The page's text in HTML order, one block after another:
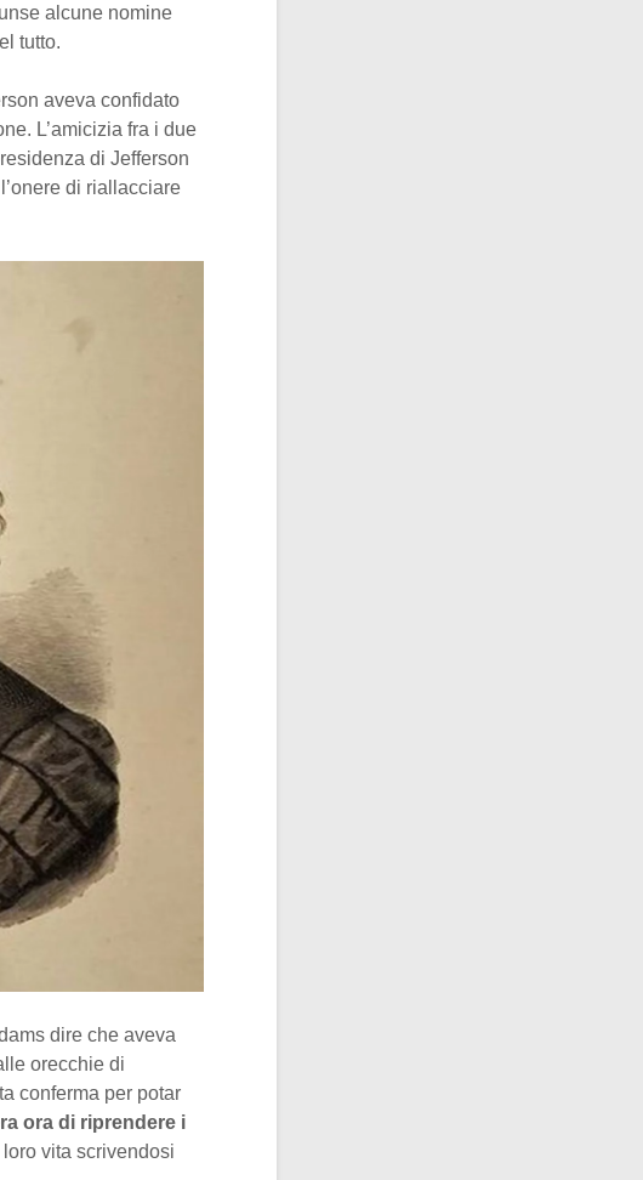
alcune nomine
tutto.
aveva confidato
L’amicizia fra i due
di Jefferson
di riallacciare
dire che aveva
orecchie di
conferma per potar
ora di riprendere i
vita scrivendosi